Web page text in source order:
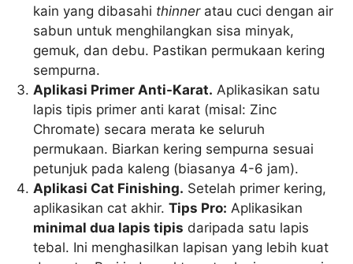
kain yang dibasahi thinneratau cuci dengan air
sabun untuk menghilangkan sisa minyak,
gemuk, dan debu. Pastikan permukaan kering
sempurna.
Aplikasi Primer Anti-Karat. Aplikasikan satu
lapis tipis primer anti karat (misal: Zinc
Chromate) secara merata ke seluruh
permukaan. Biarkan kering sempurna sesuai
petunjuk pada kaleng (biasanya 4-6 jam).
Aplikasi Cat Finishing. Setelah primer kering,
aplikasikan cat akhir.Tips Pro: Aplikasikan
minimal dua lapis tipis daripada satu lapis
tebal. Ini menghasilkan lapisan yang lebih kuat